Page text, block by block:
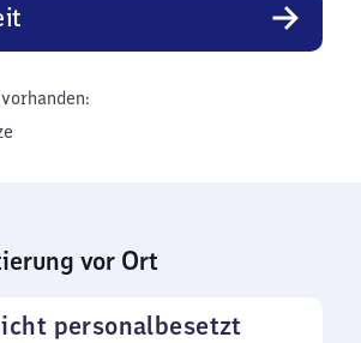
vor Ort
personalbesetzt